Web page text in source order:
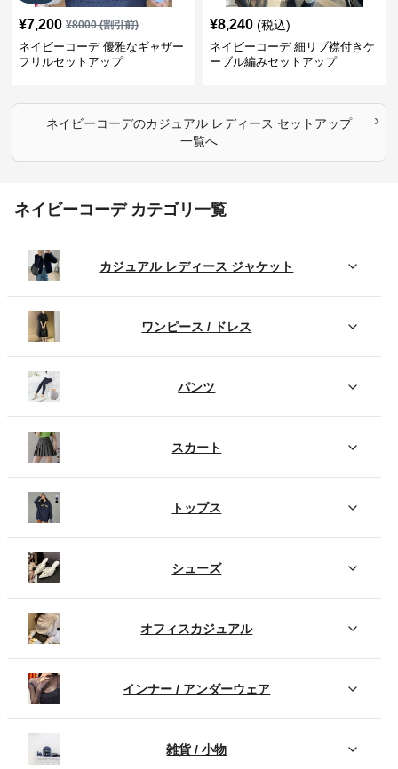
¥7,200 ¥8000(割引前)
ネイビーコーデ 優雅なギャザー
フリルセットアップ
¥8,240 (税込)
ネイビーコーデ 細リブ襟付きケ
ーブル編みセットアップ
ネイビーコーデのカジュアル レディース セットアップ
一覧へ
›
ネイビーコーデ カテゴリ一覧
カジュアル レディース ジャケット
ワンピース / ドレス
パンツ
スカート
トップス
シューズ
オフィスカジュアル
インナー / アンダーウェア
雑貨 / 小物